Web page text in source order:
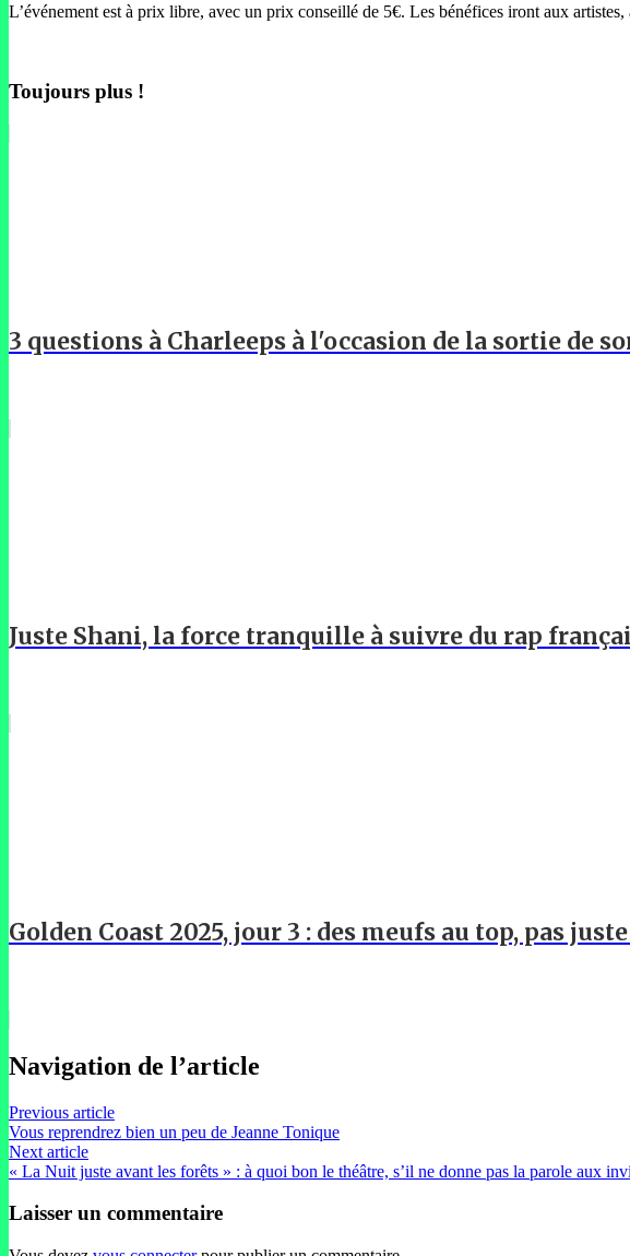
L’événement est à prix libre, avec un prix conseillé de 5€. Les bénéfices iront aux
Toujours plus !
3 questions à Charleeps à l'occasion de la sortie de
Juste Shani, la force tranquille à suivre du rap
Golden Coast 2025, jour 3 : des meufs au top, pas
Navigation de l’article
Previous article
Vous reprendrez bien un peu de Jeanne Tonique
Next article
« La Nuit juste avant les forêts » : à quoi bon le théâtre, s’il ne donne pas la parole aux
Laisser un commentaire